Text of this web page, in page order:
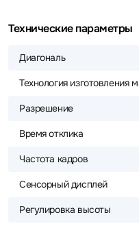
Технические параметры
Диагональ
Технология изготовления
Разрешение
Время отклика
Частота кадров
Сенсорный дисплей
Регулировка высоты